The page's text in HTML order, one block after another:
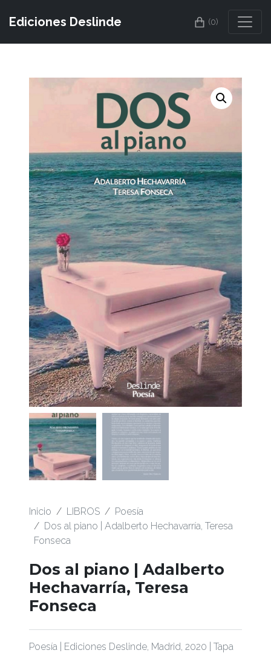
Ediciones Deslinde (0)
Inicio LIBROS
Poesía
Dos al piano | Adalberto Hechavarría, Teresa
Fonseca
Dos al piano | Adalberto
Hechavarría, Teresa
Fonseca
Poesía | Ediciones Deslinde, Madrid, 2020 | Tapa